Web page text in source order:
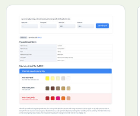
800.000 ₫